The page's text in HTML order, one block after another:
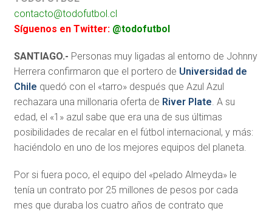
contacto@todofutbol.cl
Síguenos en Twitter: @todofutbol
SANTIAGO.- Personas muy ligadas al entorno de Johnny
Herrera confirmaron que el portero de Universidad de
Chile quedó con el «tarro» después que Azul Azul
rechazara una millonaria oferta de River Plate. A su
edad, el «1» azul sabe que era una de sus últimas
posibilidades de recalar en el fútbol internacional, y más:
haciéndolo en uno de los mejores equipos del planeta.
Por si fuera poco, el equipo del «pelado Almeyda» le
tenía un contrato por 25 millones de pesos por cada
mes que duraba los cuatro años de contrato que